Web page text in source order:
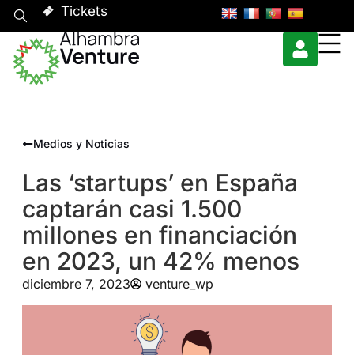
Tickets
Medios y Noticias
Las ‘startups’ en España
captarán casi 1.500
millones en financiación
en 2023, un 42% menos
diciembre 7, 2023 venture_wp